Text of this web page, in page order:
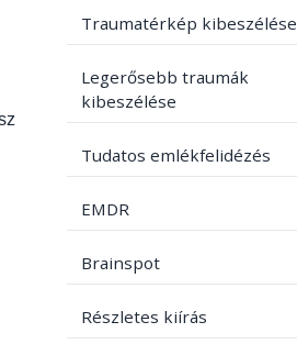
Traumatérkép kibeszélése
Legerősebb traumák
kibeszélése
Tudatos emlékfelidézés
EMDR
Brainspot
Részletes kiírás